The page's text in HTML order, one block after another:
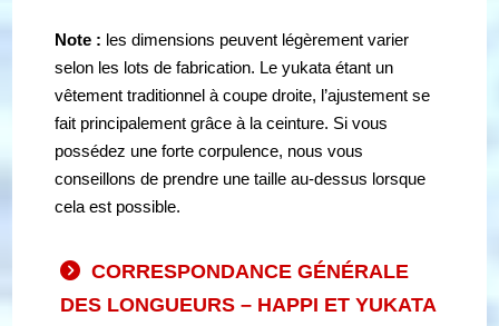
Note : les dimensions peuvent légèrement varier
selon les lots de fabrication. Le yukata étant un
vêtement traditionnel à coupe droite, l’ajustement se
fait principalement grâce à la ceinture. Si vous
possédez une forte corpulence, nous vous
conseillons de prendre une taille au-dessus lorsque
cela est possible.
CORRESPONDANCE GÉNÉRALE
DES LONGUEURS – HAPPI ET YUKATA